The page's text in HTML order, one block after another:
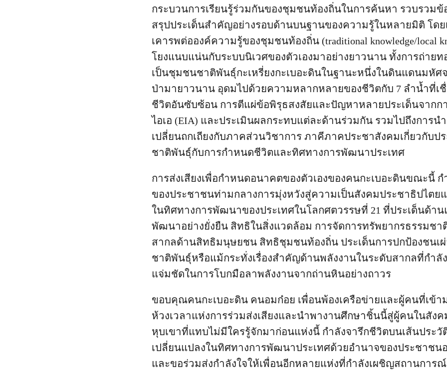
กระบวนการเรียนรู้ร่วมกันของชุมชนท้องถิ่นในการค้นหา รวบรวมข้
สรุปประเด็นสำคัญอย่างรอบด้านบนฐานของความรู้ในหลายมิติ โดย
เคารพต่อองค์ความรู้ของชุมชนท้องถิ่น (traditional knowledge/local
โยงแนบแน่นกับระบบนิเวศของตัวเองมาอย่างยาวนาน ทั้งการถ่าย
เป็นชุมชนชาติพันธุ์กะเหรี่ยงกะเบอะดินในฐานะหนึ่งในดินแดนมหัศ
ป่ามายาวนาน อุดมไปด้วยความหลากหลายของชีวิตกับ 7 ลำน้ำที่เ
ชีวิตอันซับซ้อน การตีแผ่ข้อพิรุธสงสัยและปัญหาหลายประเด็นจากก
ไอเอ (EIA) และประเมินผลกระทบแต่ละด้านร่วมกัน รวมไปถึงการน
เปลี่ยนถกเถียงกับภาคส่วนวิชาการ ภาคีภาคประชาสังคมเกี่ยวกับป
ชาติพันธุ์กับการกำหนดชีวิตและทิศทางการพัฒนาประเทศ
การส่งเสียงเพื่อกำหนดอนาคตของตัวเองของคนกะเบอะดินขณะนี้
ของประชาชนท่ามกลางการมุ่งหวังสู่ความเป็นสังคมประชาธิปไตย
ในทิศทางการพัฒนาของประเทศในโลกศตวรรษที่ 21 ที่ประเด็นด้า
พัฒนาอย่างยั่งยืน สิทธิในสิ่งแวดล้อม การจัดการทรัพยากรธรรมช
สากลด้านสิทธิมนุษยชน สิทธิชุมชนท้องถิ่น ประเด็นการปกป้องชนเ
ชาติพันธุ์หรือแม้กระทั่งเรื่องสำคัญด้านพลังงานในระดับสากลที่กำลัง
แจ่มชัดในการโบกมือลาพลังงานจากถ่านหินอย่างถาวร
ขอบคุณคนกะเบอะดิน คนอมก๋อย เพื่อนพ้องเครือข่ายและผู้คนที่เข้
ห้วงเวลาแห่งการร่วมส่งเสียงและนำพางานศึกษาชิ้นนี้สู่ผู้คนในสัง
หุบเขาที่แทบไม่มีใครรู้จักมาก่อนแห่งนี้ กำลังจารึกชีวิตบนเส้นประวั
เปลี่ยนแปลงในทิศทางการพัฒนาประเทศด้วยอำนาจของประชาชน
และขอร่วมส่งกำลังใจให้เพื่อนอีกหลายแห่งที่กำลังเผชิญสถานการ